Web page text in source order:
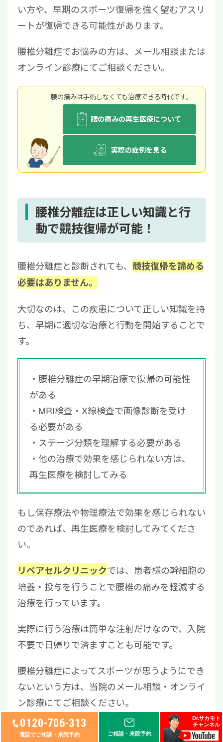
0120-706-313
電話でご相談・来院予約 ご相談・来院予約
Dr.サカモト
チャンネル
い方や、早期のスポーツ復帰を強く望むアスリ
ートが復帰できる可能性があります。
腰椎分離症でお悩みの方は、メール相談または
オンライン診療にてご相談ください。
腰の痛みは手術しなくても治療できる時代です。
腰の痛みの再生医療について
実際の症例を見る
腰椎分離症は正しい知識と行
動で競技復帰が可能！
腰椎分離症と診断されても、 競技復帰を諦める
必要はありません。
大切なのは、この疾患について正しい知識を持
ち、早期に適切な治療と行動を開始することで
す。
腰椎分離症の早期治療で復帰の可能性
がある
MRI検査・X線検査で画像診断を受け
る必要がある
ステージ分類を理解する必要がある
他の治療で効果を感じられない方は、
再生医療を検討してみる
もし保存療法や物理療法で効果を感じられない
のであれば、再生医療を検討してみてくださ
い。
リペアセルクリニックでは、患者様の幹細胞の
培養・投与を行うことで腰椎の痛みを軽減する
治療を行っています。
実際に行う治療は簡単な注射だけなので、入院
不要で日帰りで済ますことも可能です。
腰椎分離症によってスポーツが思うようにでき
ないという方は、当院のメール相談・オンライ
ン診療にてご相談ください。